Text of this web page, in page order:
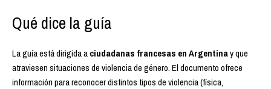
Qué dice la guía
La guía está dirigida aciudadanas francesas en Argentinay que
atraviesen situaciones de violencia de género. El documento ofrece
información para reconocer distintos tipos de violencia (física,